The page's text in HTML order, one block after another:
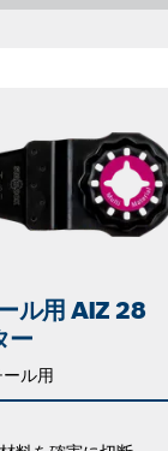
ル用 AIZ 28
ー
ル用